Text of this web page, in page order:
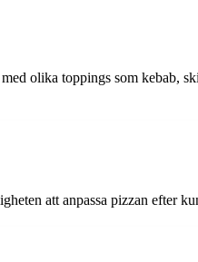
olika toppings som kebab,
att anpassa pizzan efter